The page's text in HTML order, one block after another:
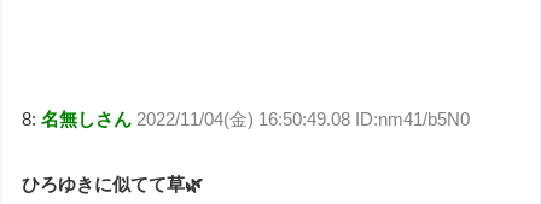
8:名無しさん 2022/11/04(金) 16:50:49.08 ID:nm41/b5N0
ひろゆきに似てて草🌿